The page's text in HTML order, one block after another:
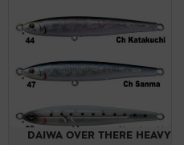
DAIWA OVER THERE HEAVY